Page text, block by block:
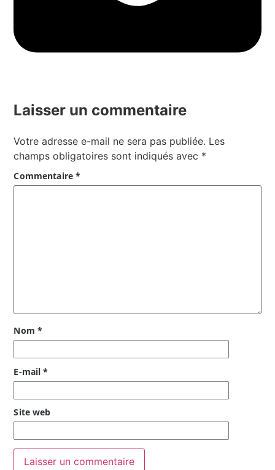
Laisser un commentaire
Votre adresse e-mail ne sera pas publiée. Les
champs obligatoires sont indiqués avec *
Commentaire*
Nom *
E-mail*
Site web